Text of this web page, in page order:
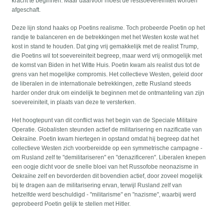
afgeschaft.
Deze lijn stond haaks op Poetins realisme. Toch probeerde Poetin op het
randje te balanceren en de betrekkingen met het Westen koste wat het
kost in stand te houden. Dat ging vrij gemakkelijk met de realist Trump,
die Poetins wil tot soevereiniteit begreep, maar werd vrij onmogelijk met
de komst van Biden in het Witte Huis. Poetin kwam als realist dus tot de
grens van het mogelijke compromis. Het collectieve Westen, geleid door
de liberalen in de internationale betrekkingen, zette Rusland steeds
harder onder druk om eindelijk te beginnen met de ontmanteling van zijn
soevereiniteit, in plaats van deze te versterken.
Het hoogtepunt van dit conflict was het begin van de Speciale Militaire
Operatie. Globalisten steunden actief de militarisering en nazificatie van
Oekraïne. Poetin kwam hiertegen in opstand omdat hij begreep dat het
collectieve Westen zich voorbereidde op een symmetrische campagne -
om Rusland zelf te "demilitariseren" en "denazificeren". Liberalen knepen
een oogje dicht voor de snelle bloei van het Russofobe neonazisme in
Oekraïne zelf en bevorderden dit bovendien actief, door zoveel mogelijk
bij te dragen aan de militarisering ervan, terwijl Rusland zelf van
hetzelfde werd beschuldigd - "militarisme" en "nazisme", waarbij werd
geprobeerd Poetin gelijk te stellen met Hitler.